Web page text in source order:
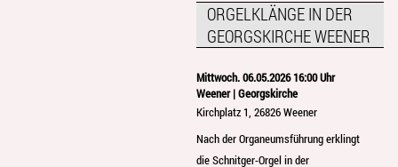
ORGELKLÄNGE IN DER
GEORGSKIRCHE WEENER
Mittwoch. 06.05.2026 16:00 Uhr
Weener | Georgskirche
Kirchplatz 1, 26826 Weener
Nach der Organeumsführung erklingt
die Schnitger-Orgel in der